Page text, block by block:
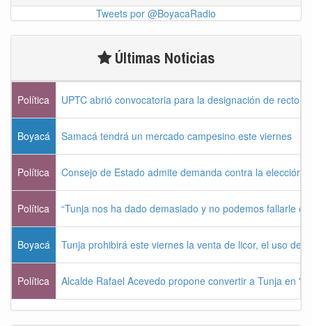
Tweets por @BoyacaRadio
Últimas Noticias
Política UPTC abrió convocatoria para la designación de rector
Boyacá Samacá tendrá un mercado campesino este viernes
Política Consejo de Estado admite demanda contra la elección
Política “Tunja nos ha dado demasiado y no podemos fallarle
Boyacá Tunja prohibirá este viernes la venta de licor, el uso de
Política Alcalde Rafael Acevedo propone convertir a Tunja en